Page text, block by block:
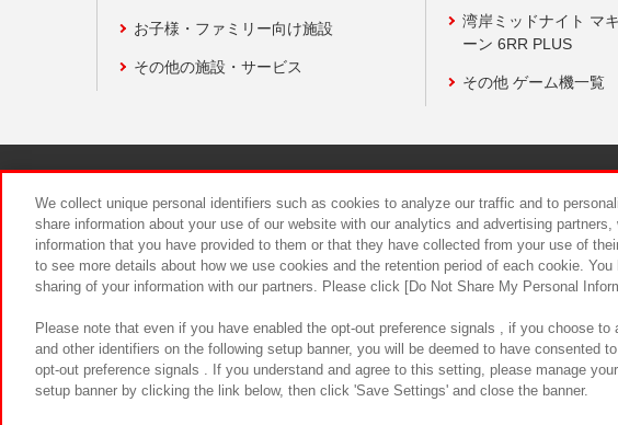
お子様・ファミリー向け施設
その他の施設・サービス
湾岸ミッドナイト マ
ーン 6RR PLUS
その他 ゲーム機一覧
食品のご提供について カ
We collect unique personal identifiers such as cookies to analyze our traffic and to
share information about your use of our website with our analytics and advertising
information that you have provided to them or that they have collected from your use of
to see more details about how we use cookies and the retention period of each cookie.
sharing of your information with our partners. Please click [Do Not Share My Personal
Please note that even if you have enabled the opt-out preference signals , if you choose to
and other identifiers on the following setup banner, you will be deemed to have consented
opt-out preference signals . If you understand and agree to this setting, please manage
setup banner by clicking the link below, then click 'Save Settings' and close the banner.